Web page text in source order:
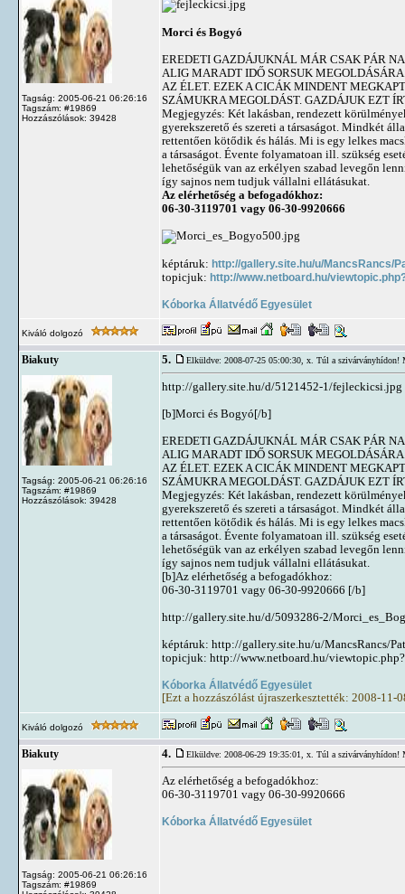
Tagság: 2005-06-21 06:26:16
Tagszám: #19869
Hozzászólások: 39428
Morci és Bogyó
EREDETI GAZDÁJUKNÁL MÁR CSAK PÁR
ALIG MARADT IDŐ SORSUK
AZ ÉLET. EZEK A CICÁK MINDENT
SZÁMUKRA MEGOLDÁST. GAZDÁJUK EZT
Megjegyzés: Két lakásban, rendezett
gyerekszerető és szereti a társaságot. Mindkét
rettentően kötődik és hálás. Mi is egy lelkes
a társaságot. Évente folyamatoan ill. szükség
lehetőségük van az erkélyen szabad levegőn
így sajnos nem tudjuk vállalni ellátásukat.
Az elérhetőség a befogadókhoz:
06-30-3119701 vagy 06-30-9920666
képtáruk: http://gallery.site.hu/u/MancsRancs/
topicjuk: http://www.netboard.hu/
Kóborka Állatvédő Egyesület
Kiváló dolgozó
Biakuty
Tagság: 2005-06-21 06:26:16
Tagszám: #19869
Hozzászólások: 39428
5. Elküldve: 2008-07-25 05:00:30, x. Túl a szivárványhídon!
http://gallery.site.hu/d/5121452-1/fejleckicsi.jpg
[b]Morci és Bogyó[/b]
EREDETI GAZDÁJUKNÁL MÁR CSAK PÁR
ALIG MARADT IDŐ SORSUK
AZ ÉLET. EZEK A CICÁK MINDENT
SZÁMUKRA MEGOLDÁST. GAZDÁJUK EZT
Megjegyzés: Két lakásban, rendezett
gyerekszerető és szereti a társaságot. Mindkét
rettentően kötődik és hálás. Mi is egy lelkes
a társaságot. Évente folyamatoan ill. szükség
lehetőségük van az erkélyen szabad levegőn
így sajnos nem tudjuk vállalni ellátásukat.
[b]Az elérhetőség a befogadókhoz:
06-30-3119701 vagy 06-30-9920666 [/b]
http://gallery.site.hu/d/5093286-2/
képtáruk: http://gallery.site.hu/u/MancsRancs/
topicjuk: http://www.netboard.hu/
Kóborka Állatvédő Egyesület
[Ezt a hozzászólást újraszerkesztették: 2008-11-
Kiváló dolgozó
Biakuty
Tagság: 2005-06-21 06:26:16
Tagszám: #19869
4. Elküldve: 2008-06-29 19:35:01, x. Túl a szivárványhídon!
Az elérhetőség a befogadókhoz:
06-30-3119701 vagy 06-30-9920666
Kóborka Állatvédő Egyesület